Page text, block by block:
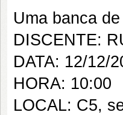
Uma banca
DISCENTE:
DATA: 12/12/
HORA: 10:00
LOCAL: C5,